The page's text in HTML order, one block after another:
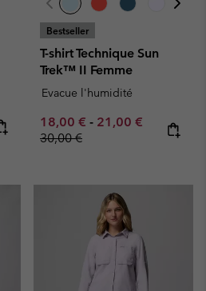
Bestseller
T-shirt Technique Sun
Trek™ II Femme
Evacue l'humidité
Minimum sale price:
18,00 € - Maximum sale
21,00 € Regular
30,00 €